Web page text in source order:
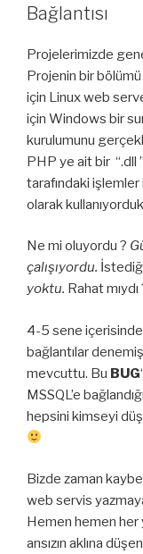
Bağlantısı
Projelerimizde
Projenin bir bölümü
için Linux web
için Windows bir
kurulumunu
PHP ye ait bir “.dll
tarafındaki
olarak
Ne mi oluyordu ?
çalışıyordu.
yoktu. Rahat mıydı
4-5 sene içerisinde
bağlantılar
mevcuttu. Bu BUG
MSSQL’e
hepsini kimseyi
Bizde zaman
web servis
Hemen hemen her
ansızın aklına